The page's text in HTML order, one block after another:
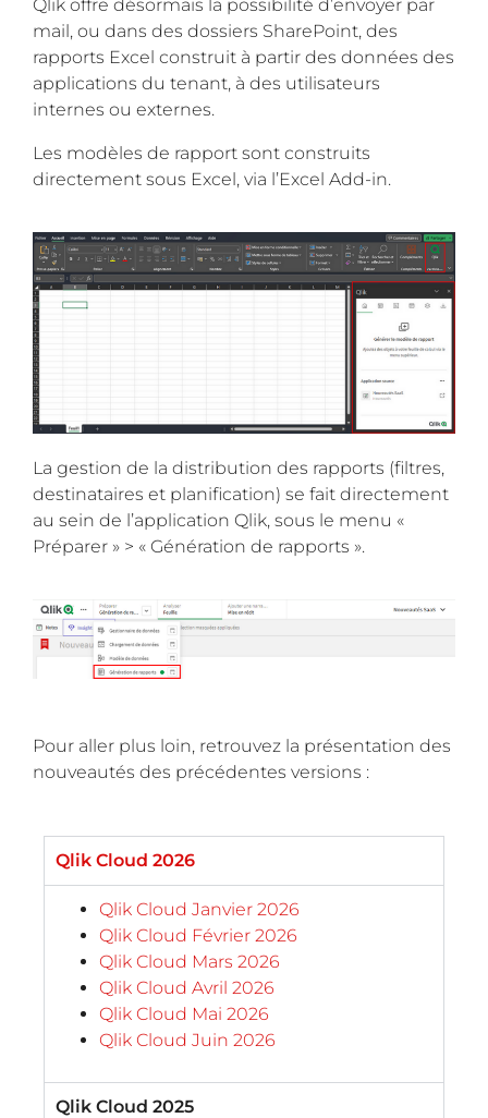
Qlik offre désormais la possibilité d’envoyer par
mail, ou dans des dossiers SharePoint, des
rapports Excel construit à partir des données des
applications du tenant, à des utilisateurs
internes ou externes.
Les modèles de rapport sont construits
directement sous Excel, via l’Excel Add-in.
La gestion de la distribution des rapports (filtres,
destinataires et planification) se fait directement
au sein de l’application Qlik, sous le menu «
Préparer » > « Génération de rapports ».
Pour aller plus loin, retrouvez la présentation des
nouveautés des précédentes versions :
Qlik Cloud 2026
Qlik Cloud Janvier 2026
Qlik Cloud Février 2026
Qlik Cloud Mars 2026
Qlik Cloud Avril 2026
Qlik Cloud Mai 2026
Qlik Cloud Juin 2026
Qlik Cloud 2025